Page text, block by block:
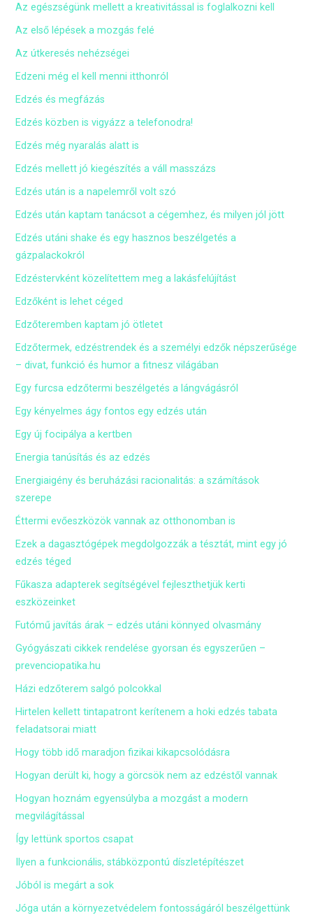
Az egészségünk mellett a kreativitással is foglalkozni kell
Az első lépések a mozgás felé
Az útkeresés nehézségei
Edzeni még el kell menni itthonról
Edzés és megfázás
Edzés közben is vigyázz a telefonodra!
Edzés még nyaralás alatt is
Edzés mellett jó kiegészítés a váll masszázs
Edzés után is a napelemről volt szó
Edzés után kaptam tanácsot a cégemhez, és milyen jól jött
Edzés utáni shake és egy hasznos beszélgetés a
gázpalackokról
Edzéstervként közelítettem meg a lakásfelújítást
Edzőként is lehet céged
Edzőteremben kaptam jó ötletet
Edzőtermek, edzéstrendek és a személyi edzők népszerűsége
– divat, funkció és humor a fitnesz világában
Egy furcsa edzőtermi beszélgetés a lángvágásról
Egy kényelmes ágy fontos egy edzés után
Egy új focipálya a kertben
Energia tanúsítás és az edzés
Energiaigény és beruházási racionalitás: a számítások
szerepe
Éttermi evőeszközök vannak az otthonomban is
Ezek a dagasztógépek megdolgozzák a tésztát, mint egy jó
edzés téged
Fűkasza adapterek segítségével fejleszthetjük kerti
eszközeinket
Futómű javítás árak – edzés utáni könnyed olvasmány
Gyógyászati cikkek rendelése gyorsan és egyszerűen –
prevenciopatika.hu
Házi edzőterem salgó polcokkal
Hirtelen kellett tintapatront kerítenem a hoki edzés tabata
feladatsorai miatt
Hogy több idő maradjon fizikai kikapcsolódásra
Hogyan derült ki, hogy a görcsök nem az edzéstől vannak
Hogyan hoznám egyensúlyba a mozgást a modern
megvilágítással
Így lettünk sportos csapat
Ilyen a funkcionális, stábközpontú díszletépítészet
Jóból is megárt a sok
Jóga után a környezetvédelem fontosságáról beszélgettünk